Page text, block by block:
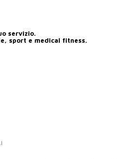
servizio.
sport e medical fitness.